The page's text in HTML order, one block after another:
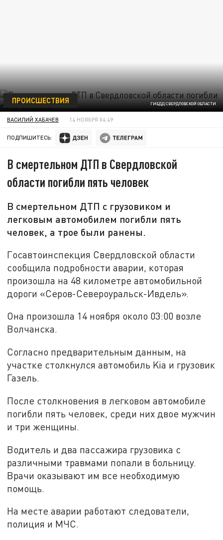
ГИБДД СВЕРДЛОВСКОЙ ОБЛАСТИ
ПРОИСШЕСТВИЯ
ВАСИЛИЙ ХАБАЧЕВ 14 НОЯБРЯ 04:49
ПОДПИШИТЕСЬ:
В смертельном ДТП в Свердловской
области погибли пять человек
В смертельном ДТП с грузовиком и
легковым автомобилем погибли пять
человек, а трое были ранены.
Госавтоинспекция Свердловской области
сообщила подробности аварии, которая
произошла на 48 километре автомобильной
дороги «Серов-Североуральск-Ивдель».
Она произошла 14 ноября около 03:00 возле
Волчанска.
Согласно предварительным данным, на
участке столкнулся автомобиль Kia и грузовик
Газель.
После столкновения в легковом автомобиле
погибли пять человек, среди них двое мужчин
и три женщины.
Водитель и два пассажира грузовика с
различными травмами попали в больницу.
Врачи оказывают им все необходимую
помощь.
На месте аварии работают следователи,
полиция и МЧС.